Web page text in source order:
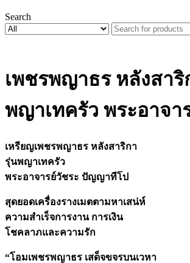
Search
เพชรพญาธร หลังสาริ
พญาเทครัว พระอาจา
เหรียญเพชรพญาธร หลังสาริกา
รุ่นพญาเทครัว
พระอาจารย์วัชระ ปัญญาทีโป
สุดยอดเครื่องรางเมตตามหาเสน่ห์
ความสำเร็จการงาน การเงิน
โชคลาภและความรัก
“โอมเพชรพญาธร เสด็จขจรบนเวหา